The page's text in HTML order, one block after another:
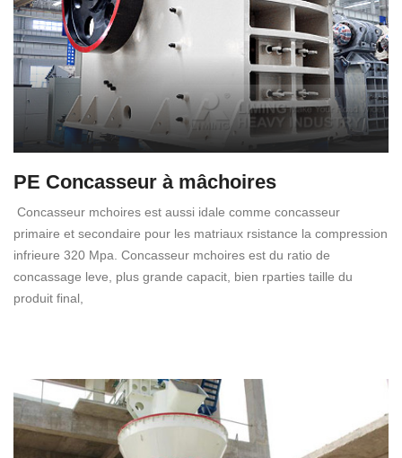
PE Concasseur à mâchoires
Concasseur mchoires est aussi idale comme concasseur
primaire et secondaire pour les matriaux rsistance la compression
infrieure 320 Mpa. Concasseur mchoires est du ratio de
concassage leve, plus grande capacit, bien rparties taille du
produit final,